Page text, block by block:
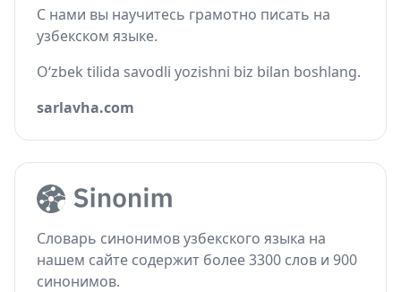
С нами вы научитесь грамотно писать на
узбекском языке.
O‘zbek tilida savodli yozishni biz bilan boshlang.
sarlavha.com
Словарь синонимов узбекского языка на
нашем сайте содержит более 3300 слов и 900
синонимов.